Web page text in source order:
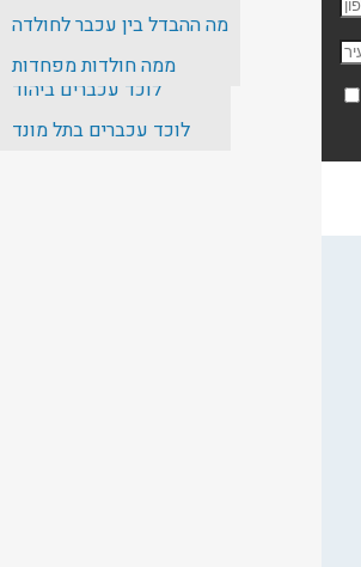
לוכד עכברים ביהוד
לוכד עכברים בתל מונד
מה ההבדל בין עכבר לחולדה
ממה חולדות מפחדות